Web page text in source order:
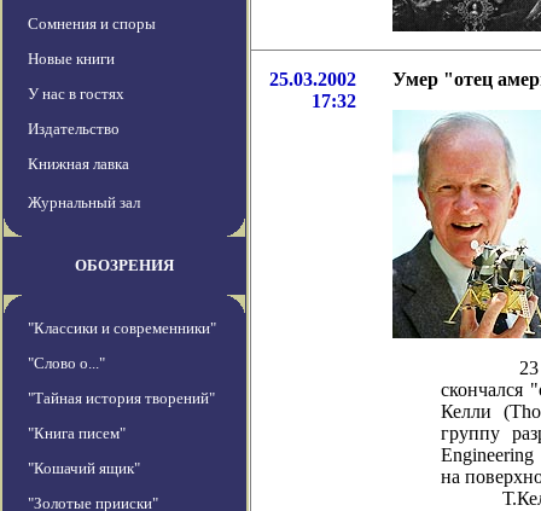
Сомнения и споры
Новые книги
У нас в гостях
Издательство
Книжная лавка
Журнальный зал
ОБОЗРЕНИЯ
"Классики и современники"
"Слово о..."
"Тайная история творений"
"Книга писем"
"Кошачий ящик"
"Золотые прииски"
25.03.2002
17:32
Умер "отец
23
скончался
Келли
группу
Engineering
на
Т.Келли